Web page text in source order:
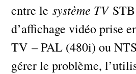
entre lesystème TVSTB
d’affichage vidéo prise
TV – PAL (480i) ou
gérer le problème,